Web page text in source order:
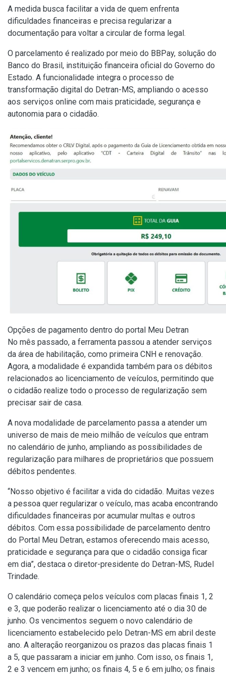
A medida busca facilitar a vida de quem enfrenta
dificuldades financeiras e precisa regularizar a
documentação para voltar a circular de forma legal.
O parcelamento é realizado por meio do BBPay, solução do
Banco do Brasil, instituição financeira oficial do Governo do
Estado. A funcionalidade integra o processo de
transformação digital do Detran-MS, ampliando o acesso
aos serviços online com mais praticidade, segurança e
autonomia para o cidadão.
Opções de pagamento dentro do portal Meu Detran
No mês passado, a ferramenta passou a atender serviços
da área de habilitação, como primeira CNH e renovação.
Agora, a modalidade é expandida também para os débitos
relacionados ao licenciamento de veículos, permitindo que
o cidadão realize todo o processo de regularização sem
precisar sair de casa.
A nova modalidade de parcelamento passa a atender um
universo de mais de meio milhão de veículos que entram
no calendário de junho, ampliando as possibilidades de
regularização para milhares de proprietários que possuem
débitos pendentes.
“Nosso objetivo é facilitar a vida do cidadão. Muitas vezes
a pessoa quer regularizar o veículo, mas acaba encontrando
dificuldades financeiras por acumular multas e outros
débitos. Com essa possibilidade de parcelamento dentro
do Portal Meu Detran, estamos oferecendo mais acesso,
praticidade e segurança para que o cidadão consiga ficar
em dia”, destaca o diretor-presidente do Detran-MS, Rudel
Trindade.
O calendário começa pelos veículos com placas finais 1, 2
e 3, que poderão realizar o licenciamento até o dia 30 de
junho. Os vencimentos seguem o novo calendário de
licenciamento estabelecido pelo Detran-MS em abril deste
ano. A alteração reorganizou os prazos das placas finais 1
a 5, que passaram a iniciar em junho. Com isso, os finais 1,
2 e 3 vencem em junho; os finais 4, 5 e 6 em julho; os finais